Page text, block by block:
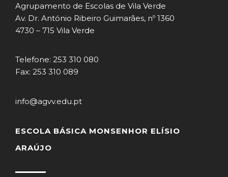
Agrupamento de Escolas de Vila Verde
Av. Dr. António Ribeiro Guimarães, nº 1360
4730 – 715 Vila Verde
Telefone: 253 310 080
Fax: 253 310 089
info@agvv.edu.pt
ESCOLA BÁSICA MONSENHOR ELÍSIO
ARAÚJO